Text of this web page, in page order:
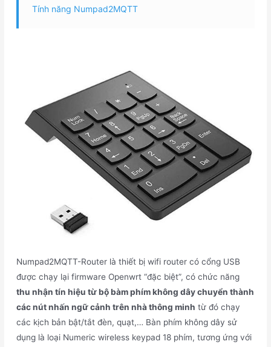
Tính năng Numpad2MQTT
Numpad2MQTT-Router là thiết bị wifi router có cổng USB
được chạy lại firmware Openwrt “đặc biệt”, có chức năng
thu nhận tín hiệu từ bộ bàm phím không dây chuyển thành
các nút nhấn ngữ cảnh trên nhà thông minh từ đó chạy
các kịch bản bật/tắt đèn, quạt,… Bàn phím không dây sử
dụng là loại Numeric wireless keypad 18 phím, tương ứng với